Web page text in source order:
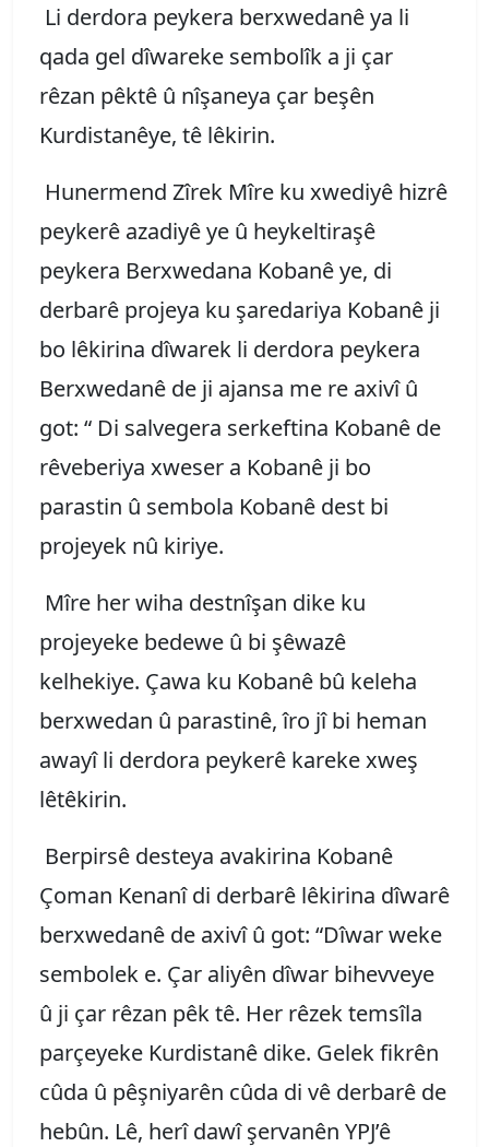
Li derdora peykera berxwedanê ya li
qada gel dîwareke sembolîk a ji çar
rêzan pêktê û nîşaneya çar beşên
Kurdistanêye, tê lêkirin.
Hunermend Zîrek Mîre ku xwediyê hizrê
peykerê azadiyê ye û heykeltiraşê
peykera Berxwedana Kobanê ye, di
derbarê projeya ku şaredariya Kobanê ji
bo lêkirina dîwarek li derdora peykera
Berxwedanê de ji ajansa me re axivî û
got: “ Di salvegera serkeftina Kobanê de
rêveberiya xweser a Kobanê ji bo
parastin û sembola Kobanê dest bi
projeyek nû kiriye.
Mîre her wiha destnîşan dike ku
projeyeke bedewe û bi şêwazê
kelhekiye. Çawa ku Kobanê bû keleha
berxwedan û parastinê, îro jî bi heman
awayî li derdora peykerê kareke xweş
lêtêkirin.
Berpirsê desteya avakirina Kobanê
Çoman Kenanî di derbarê lêkirina dîwarê
berxwedanê de axivî û got: “Dîwar weke
sembolek e. Çar aliyên dîwar bihevveye
û ji çar rêzan pêk tê. Her rêzek temsîla
parçeyeke Kurdistanê dike. Gelek fikrên
cûda û pêşniyarên cûda di vê derbarê de
hebûn. Lê, herî dawî şervanên YPJ’ê